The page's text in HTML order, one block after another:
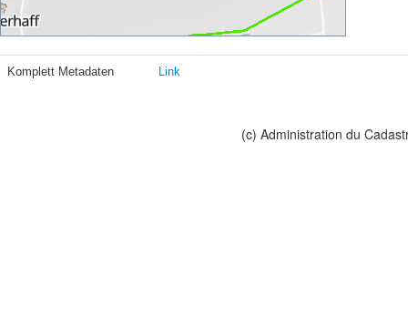
Komplett Metadaten Link
(c) Administration du